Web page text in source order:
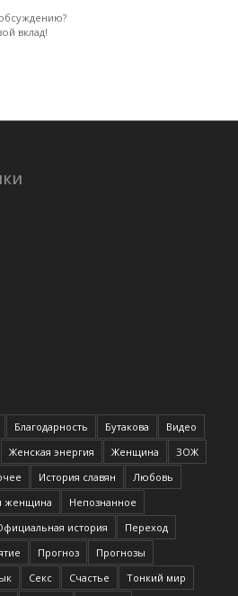
вклад!
Благодарность Бутакова
Видео
Женская энергия Женщина
ЗОЖ
История славян
Любовь
женщина
Непознанное
история
Переход
Прогноз
Прогнозы
Секс Счастье
Тонкий мир